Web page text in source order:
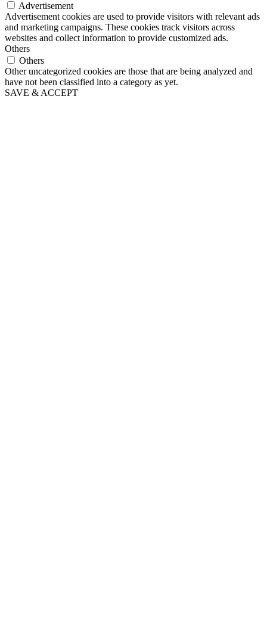
Advertisement
Advertisement cookies are used to provide visitors with relevant ads
and marketing campaigns. These cookies track visitors across
websites and collect information to provide customized ads.
Others
Others
Other uncategorized cookies are those that are being analyzed and
have not been classified into a category as yet.
SAVE & ACCEPT